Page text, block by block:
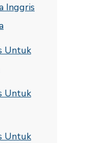
Inggris
Untuk
Untuk
Untuk